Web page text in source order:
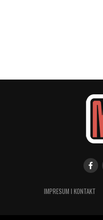
IMPRESUM I KONTAKT